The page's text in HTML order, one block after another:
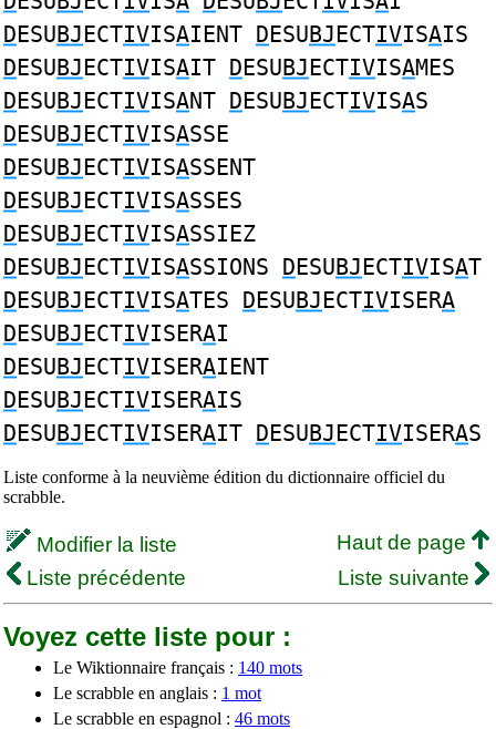
DESUBJECTIVISAIENT DESUBJECTIVISAIS
DESUBJECTIVISAIT DESUBJECTIVISAMES
DESUBJECTIVISANT DESUBJECTIVISAS
DESUBJECTIVISASSE
DESUBJECTIVISASSENT
DESUBJECTIVISASSES
DESUBJECTIVISASSIEZ
DESUBJECTIVISASSIONS DESUBJECTIVISAT
DESUBJECTIVISATES DESUBJECTIVISERA
DESUBJECTIVISERAI
DESUBJECTIVISERAIENT
DESUBJECTIVISERAIS
DESUBJECTIVISERAIT DESUBJECTIVISERAS
Liste conforme à la neuvième édition du dictionnaire officiel du
scrabble.
Modifier la liste
Haut de page
Liste précédente
Liste suivante
Voyez cette liste pour :
Le Wiktionnaire français : 140 mots
Le scrabble en anglais : 1 mot
Le scrabble en espagnol : 46 mots